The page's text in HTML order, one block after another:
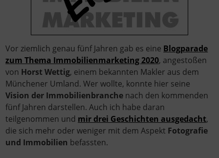
Vor ziemlich genau fünf Jahren gab es eine Blogparade
zum Thema Immobilienmarketing 2020, angestoßen
von Horst Wettig, einem bekannten Makler aus dem
Münchener Umland. Wer wollte, konnte hier seine
Vision der Immobilienbranche nach den kommenden
fünf Jahren darstellen. Auch ich habe daran
teilgenommen und mir drei Geschichten ausgedacht,
die sich mehr oder weniger mit dem Aspekt Fotografie
und Immobilien befassten.